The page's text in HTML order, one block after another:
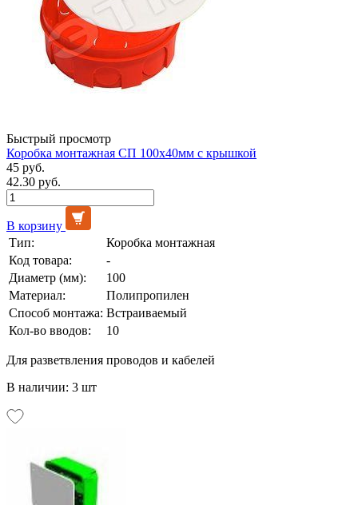
Быстрый просмотр
Коробка монтажная СП 100х40мм с крышкой
45 руб.
42.30 руб.
В корзину
Тип:
Коробка монтажная
Код товара:
-
Диаметр (мм):
100
Материал:
Полипропилен
Способ монтажа: Встраиваемый
Кол-во вводов:
10
Для разветвления проводов и кабелей
В наличии: 3 шт